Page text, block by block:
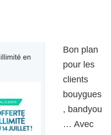
Bon plan
pour les
clients
bouygues
, bandyou
… Avec